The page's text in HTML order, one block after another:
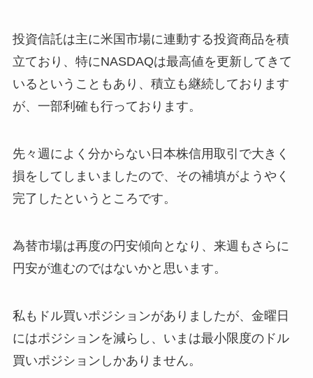
投資信託は主に米国市場に連動する投資商品を積
立ており、特にNASDAQは最高値を更新してきて
いるということもあり、積立も継続しております
が、一部利確も行っております。
先々週によく分からない日本株信用取引で大きく
損をしてしまいましたので、その補填がようやく
完了したというところです。
為替市場は再度の円安傾向となり、来週もさらに
円安が進むのではないかと思います。
私もドル買いポジションがありましたが、金曜日
にはポジションを減らし、いまは最小限度のドル
買いポジションしかありません。